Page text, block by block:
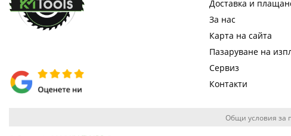
Доставка и
За нас
Карта на сайта
Пазаруване на
Сервиз
Контакти
Общи условия за